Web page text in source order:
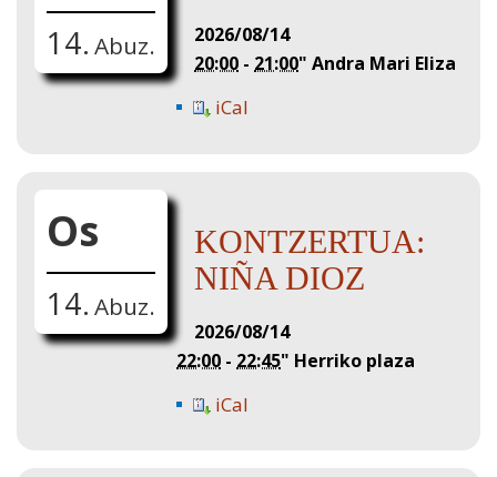
14. Abuz.
2026/08/14
20:00 - 21:00"Andra Mari Eliza
iCal
Os
14. Abuz.
KONTZERTUA:
NIÑA DIOZ
2026/08/14
22:00 - 22:45" Herriko plaza
iCal